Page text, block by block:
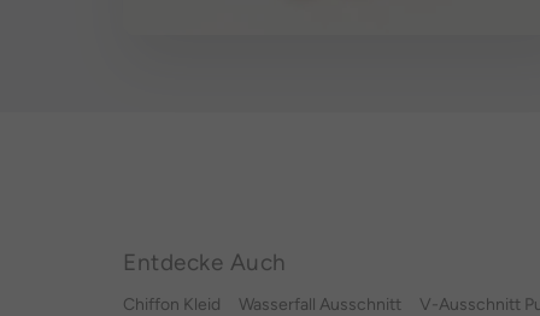
Entdecke Auch
Chiffon Kleid Wasserfall Ausschnitt
V-Ausschnitt